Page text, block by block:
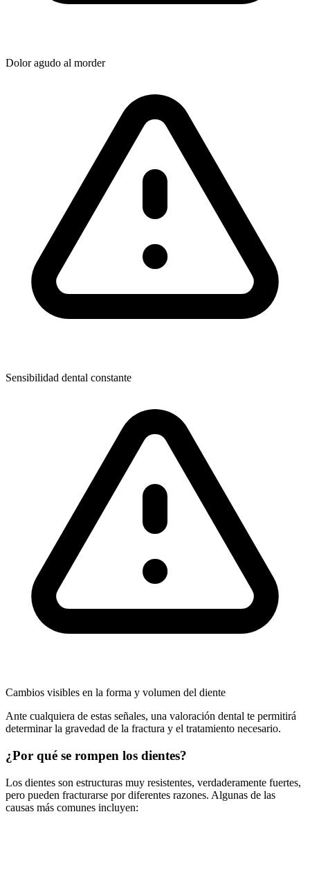
Dolor agudo al morder
Sensibilidad dental constante
Cambios visibles en la forma y volumen del diente
Ante cualquiera de estas señales, una valoración dental te permitirá
determinar la gravedad de la fractura y el tratamiento necesario.
¿Por qué se rompen los dientes?
Los dientes son estructuras muy resistentes, verdaderamente fuertes,
pero pueden fracturarse por diferentes razones. Algunas de las
causas más comunes incluyen: